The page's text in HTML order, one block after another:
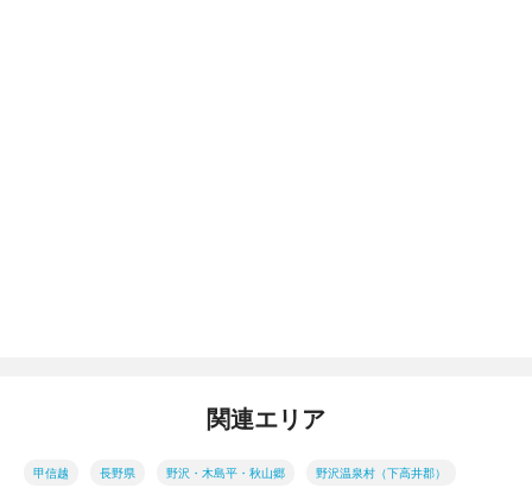
関連エリア
甲信越 長野県 野沢・木島平・秋山郷 野沢温泉村（下高井郡）